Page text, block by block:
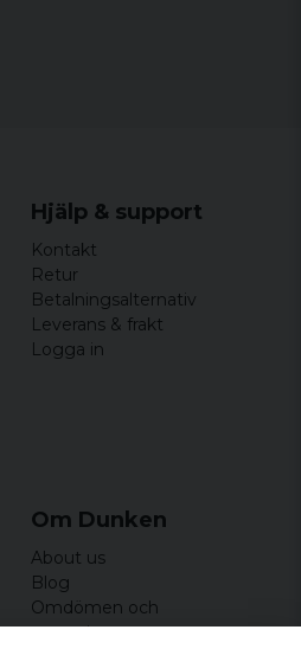
Hjälp & support
Kontakt
Retur
Betalningsalternativ
Leverans & frakt
Logga in
Om Dunken
About us
Blog
Omdömen och
recensioner